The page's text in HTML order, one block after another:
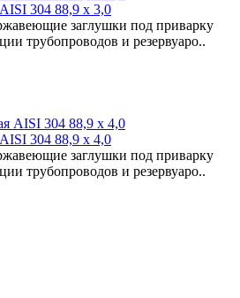
304 88,9 х 3,0
заглушки под приварку
трубопроводов и резервуаро..
304 88,9 х 4,0
заглушки под приварку
трубопроводов и резервуаро..